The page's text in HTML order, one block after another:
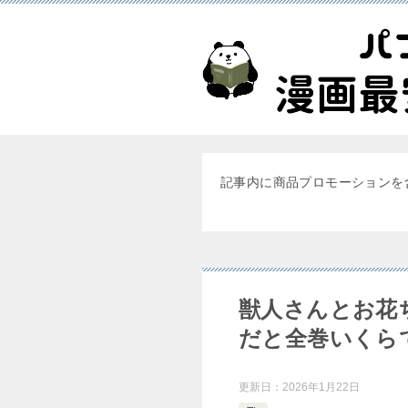
記事内に商品プロモーション
獣人さんとお花
だと全巻いくら
更新日： 2026年1月22日